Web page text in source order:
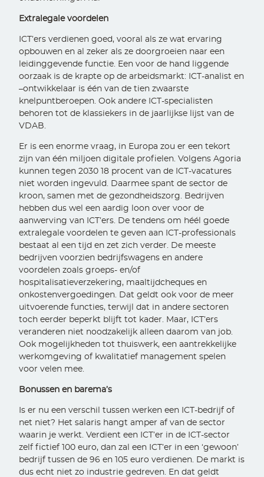
Extralegale voordelen
ICT’ers verdienen goed, vooral als ze wat ervaring
opbouwen en al zeker als ze doorgroeien naar een
leidinggevende functie. Een voor de hand liggende
oorzaak is de krapte op de arbeidsmarkt: ICT-analist en
–ontwikkelaar is één van de tien zwaarste
knelpuntberoepen. Ook andere ICT-specialisten
behoren tot de klassiekers in de jaarlijkse lijst van de
VDAB.
Er is een enorme vraag, in Europa zou er een tekort
zijn van één miljoen digitale profielen. Volgens Agoria
kunnen tegen 2030 18 procent van de ICT-vacatures
niet worden ingevuld. Daarmee spant de sector de
kroon, samen met de gezondheidszorg. Bedrijven
hebben dus wel een aardig loon over voor de
aanwerving van ICT’ers. De tendens om héél goede
extralegale voordelen te geven aan ICT-professionals
bestaat al een tijd en zet zich verder. De meeste
bedrijven voorzien bedrijfswagens en andere
voordelen zoals groeps- en/of
hospitalisatieverzekering, maaltijdcheques en
onkostenvergoedingen. Dat geldt ook voor de meer
uitvoerende functies, terwijl dat in andere sectoren
toch eerder beperkt blijft tot kader. Maar, ICT’ers
veranderen niet noodzakelijk alleen daarom van job.
Ook mogelijkheden tot thuiswerk, een aantrekkelijke
werkomgeving of kwalitatief management spelen
voor velen mee.
Bonussen en barema’s
Is er nu een verschil tussen werken een ICT-bedrijf of
net niet? Het salaris hangt amper af van de sector
waarin je werkt. Verdient een ICT’er in de ICT-sector
zelf fictief 100 euro, dan zal een ICT’er in een ‘gewoon’
bedrijf tussen de 96 en 105 euro verdienen. De markt is
dus echt niet zo industrie gedreven. En dat geldt